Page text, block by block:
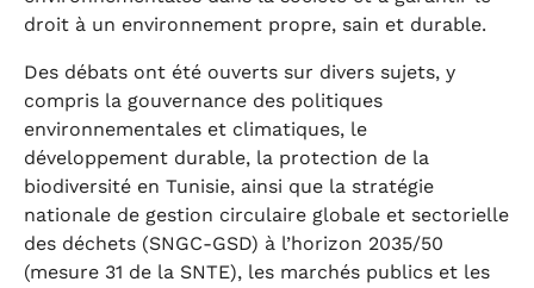
droit à un environnement propre, sain et durable.
Des débats ont été ouverts sur divers sujets, y
compris la gouvernance des politiques
environnementales et climatiques, le
développement durable, la protection de la
biodiversité en Tunisie, ainsi que la stratégie
nationale de gestion circulaire globale et sectorielle
des déchets (SNGC-GSD) à l’horizon 2035/50
(mesure 31 de la SNTE), les marchés publics et les